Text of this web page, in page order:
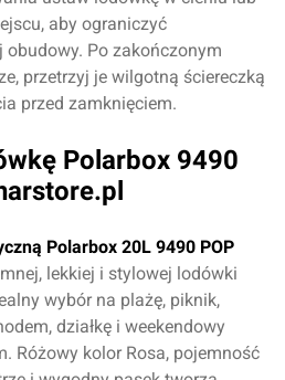
aby ograniczyć
obudowy. Po zakończonym
przetrzyj je wilgotną ściereczką
przed zamknięciem.
Polarbox 9490
Polarbox 20L 9490 POP
lekkiej i stylowej lodówki
wybór na plażę, piknik,
działkę i weekendowy
Różowy kolor Rosa, pojemność